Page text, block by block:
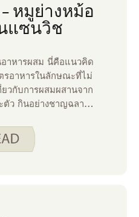
– หมูย่างหม้อ
แซนวิช
อาหารผสม นี่คือแนวคิด
รอาหารในลักษณะที่ไม่
วกับการผสมผสานจาก
ลาด
ของเราแล้วหรือยัง? นี่
รที่ฉันโปรดปรานบน